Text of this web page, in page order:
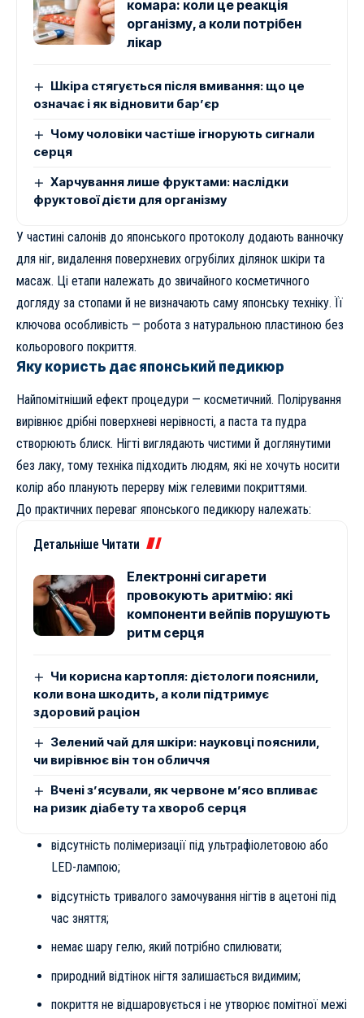
комара: коли це реакція
організму, а коли потрібен
лікар
Шкіра стягується після вмивання: що це
означає і як відновити бар’єр
Чому чоловіки частіше ігнорують сигнали
серця
Харчування лише фруктами: наслідки
фруктової дієти для організму
У частині салонів до японського протоколу додають ванночку
для ніг, видалення поверхневих огрубілих ділянок шкіри та
масаж. Ці етапи належать до звичайного косметичного
догляду за стопами й не визначають саму японську техніку. Її
ключова особливість — робота з натуральною пластиною без
кольорового покриття.
Яку користь дає японський педикюр
Найпомітніший ефект процедури — косметичний. Полірування
вирівнює дрібні поверхневі нерівності, а паста та пудра
створюють блиск. Нігті виглядають чистими й доглянутими
без лаку, тому техніка підходить людям, які не хочуть носити
колір або планують перерву між гелевими покриттями.
До практичних переваг японського педикюру належать:
Детальніше Читати
Електронні сигарети
провокують аритмію: які
компоненти вейпів порушують
ритм серця
Чи корисна картопля: дієтологи пояснили,
коли вона шкодить, а коли підтримує
здоровий раціон
Зелений чай для шкіри: науковці пояснили,
чи вирівнює він тон обличчя
Вчені з’ясували, як червоне м’ясо впливає
на ризик діабету та хвороб серця
відсутність полімеризації під ультрафіолетовою або
LED-лампою;
відсутність тривалого замочування нігтів в ацетоні під
час зняття;
немає шару гелю, який потрібно спилювати;
природний відтінок нігтя залишається видимим;
покриття не відшаровується і не утворює помітної межі